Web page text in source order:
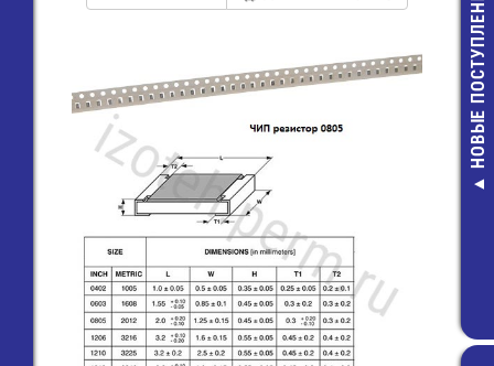
Разъем 2х 8
пайки на
прямой угол
НОВЫЕ ПОСТУПЛЕНИЯ